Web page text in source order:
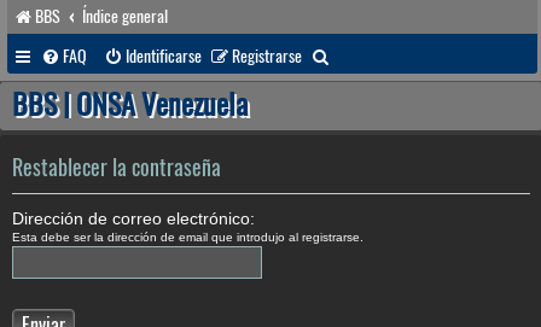
BBS
Índice general
FAQ
Identificarse Registrarse
u
a
BBS | ONSA Venezuela
Restablecer la contraseña
Dirección de correo electrónico:
Esta debe ser la dirección de email que introdujo al registrarse.